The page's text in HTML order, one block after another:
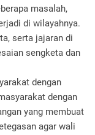
masalah,
di wilayahnya.
serta jajaran di
sengketa dan
dengan
dengan
yang membuat
agar wali